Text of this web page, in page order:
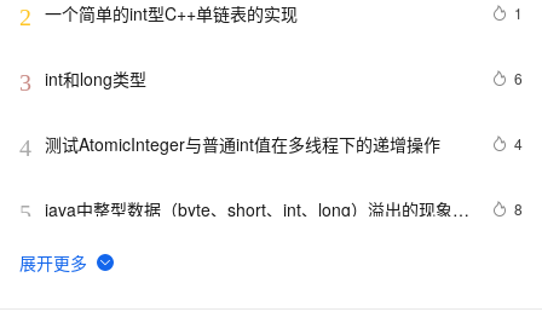
2 一个简单的int型C++单链表的实现 1
3 int和long类型 6
4 测试AtomicInteger与普通int值在多线程下的递增操作 4
5 java中整型数据（byte、short、int、long）溢出的现象及
8
6 int.class 与 Integer.class